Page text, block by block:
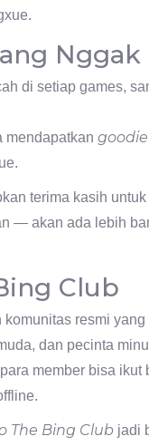
Nggak
di setiap games,
mendapatkan
terima kasih
— akan ada lebih
Club
komunitas resmi
dan pecinta
member bisa
The Bing Club jadi